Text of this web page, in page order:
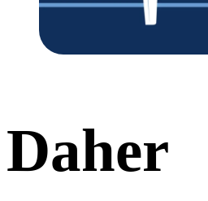
Daher